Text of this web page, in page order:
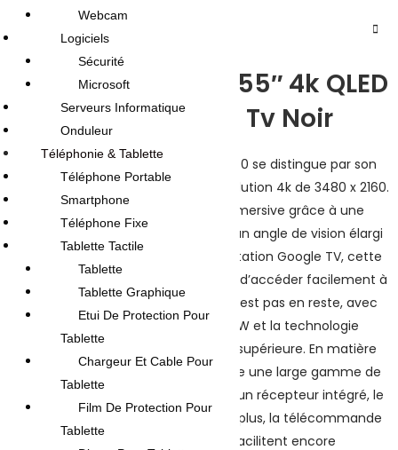
TV Maxwell MG60 55″ 4k QLED
Google Smart Tv Noir
La télévision intelligente Maxwell MG60 se distingue par son
écran de 55 pouces offrant une résolution 4k de 3480 x 2160.
Profitez d’une expérience visuelle immersive grâce à une
fréquence native de 50 Hz/60 Hz et un angle de vision élargi
de 178°. Équipée du système d’exploitation Google TV, cette
TV Maxwell QLED Smart vous permet d’accéder facilement à
une multitude de contenus. Le son n’est pas en reste, avec
une puissance de sortie audio de 30 W et la technologie
Dolby Audio pour une qualité sonore supérieure. En matière
de connectivité, cette télévision offre une large gamme de
ports, incluant 3 HDMI, 2 USB, ainsi qu’un récepteur intégré, le
tout dans un élégant design noir. De plus, la télécommande
vocale et l’assistant Google intégré facilitent encore
Webcam
Logiciels
Sécurité
Microsoft
Serveurs Informatique
Onduleur
Téléphonie & Tablette
Téléphone Portable
Smartphone
Téléphone Fixe
Tablette Tactile
Tablette
Tablette Graphique
Etui De Protection Pour
Tablette
Chargeur Et Cable Pour
Tablette
Film De Protection Pour
Tablette